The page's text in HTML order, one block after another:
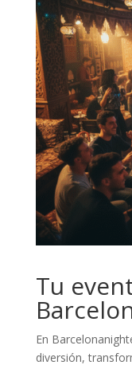
Tu
En
diversión,